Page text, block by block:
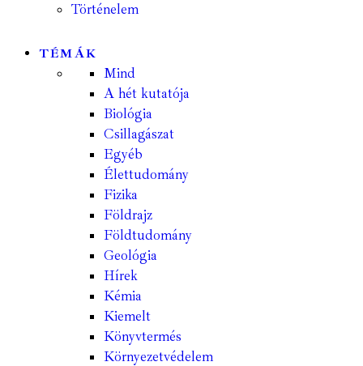
Történelem
TÉMÁK
Mind
A hét kutatója
Biológia
Csillagászat
Egyéb
Élettudomány
Fizika
Földrajz
Földtudomány
Geológia
Hírek
Kémia
Kiemelt
Könyvtermés
Környezetvédelem